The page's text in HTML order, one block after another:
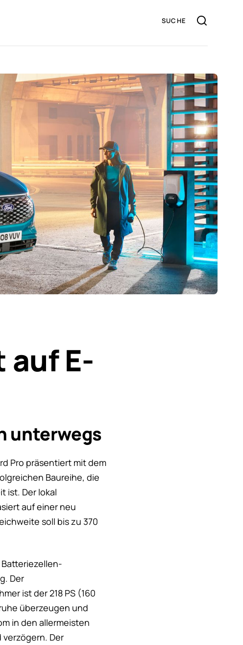
E-
unterwegs
Pro präsentiert mit dem
Baureihe, die
ist. Der lokal
auf einer neu
soll bis zu 370
Der
ist der 218 PS (160
überzeugen und
in den allermeisten
verzögern. Der